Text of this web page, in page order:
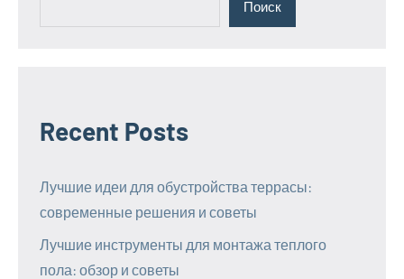
Поиск
Recent Posts
Лучшие идеи для обустройства террасы:
современные решения и советы
Лучшие инструменты для монтажа теплого
пола: обзор и советы